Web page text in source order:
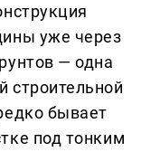
уже через
— одна
строительной
бывает
под тонким